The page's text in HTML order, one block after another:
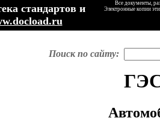
стандартов и
Все документы,
Электронные копии
Поиск по сайту: